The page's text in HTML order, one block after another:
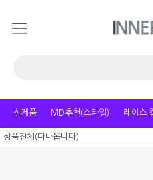
신제품 MD추천(스타일) 레이스
상품전체(다나옵니다)